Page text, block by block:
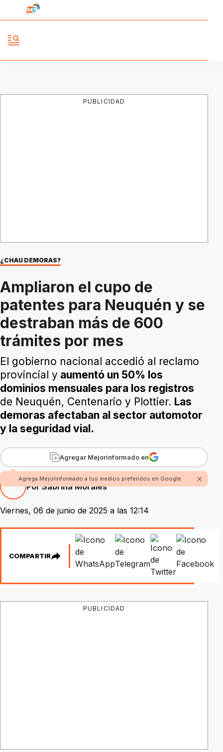
PUBLICIDAD
¿CHAU DEMORAS?
Ampliaron el cupo de
patentes para Neuquén y se
destraban más de 600
trámites por mes
El gobierno nacional accedió al reclamo
provincial y aumentó un 50% los
dominios mensuales para los registros
de Neuquén, Centenario y Plottier. Las
demoras afectaban al sector automotor
y la seguridad vial.
Agregar Mejorinformado en
Agrega Mejorinformado a tus medios preferidos en Google
Por Sabrina Morales
Viernes, 06 de junio de 2025 a las 12:14
COMPARTIR
PUBLICIDAD